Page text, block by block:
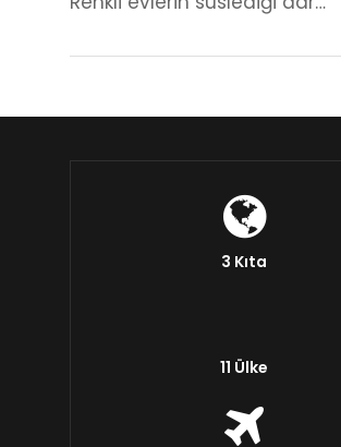
3 Kıta
11 Ülke